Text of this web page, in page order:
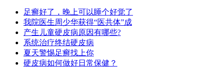
足癣好了，晚上可以睡个好觉了
我院医生周少华获得“医共体”成
产生儿童硬皮病原因有哪些?
系统治疗终结硬皮病
夏天警惕足癣找上你
硬皮病如何做好日常保健？